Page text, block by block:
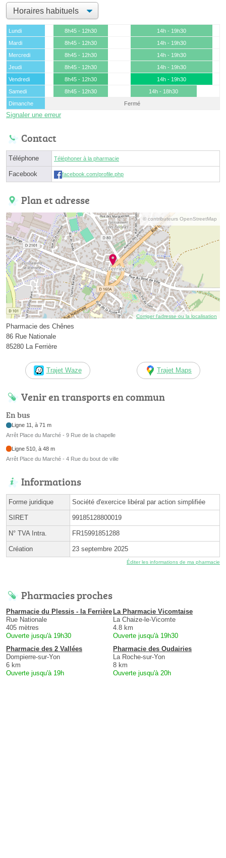
Lundi 8h45 - 12h30
14h - 19h30
Mardi
8h45 - 12h30
14h - 19h30
Mercredi
8h45 - 12h30
14h - 19h30
Jeudi
8h45 - 12h30
14h - 19h30
Vendredi
8h45 - 12h30
14h - 19h30
Samedi
8h45 - 12h30
14h - 18h30
Dimanche
Fermé
Signaler une erreur
Contact
Téléphone Téléphoner à la pharmacie
Facebook facebook.com/profile.php
Plan et adresse
© contributeurs OpenStreetMap
Corriger l’adresse ou la localisation
Pharmacie des Chênes
86 Rue Nationale
85280 La Ferrière
Trajet Waze Trajet Maps
Venir en transports en commun
En bus
Ligne 11, à 71 m
Arrêt Place du Marché - 9 Rue de la chapelle
Ligne 510, à 48 m
Arrêt Place du Marché - 4 Rue du bout de ville
Informations
Forme juridique Société d'exercice libéral par action simplifiée
SIRET 99185128800019
N° TVA Intra. FR15991851288
Création 23 septembre 2025
Éditer les informations de ma pharmacie
Pharmacies proches
Pharmacie du Plessis - la Ferrière
Rue Nationale
405 mètres
Ouverte jusqu'à 19h30
La Pharmacie Vicomtaise
La Chaize-le-Vicomte
4.8 km
Ouverte jusqu'à 19h30
Pharmacie des 2 Vallées
Dompierre-sur-Yon
6 km
Ouverte jusqu'à 19h
Pharmacie des Oudairies
La Roche-sur-Yon
8 km
Ouverte jusqu'à 20h